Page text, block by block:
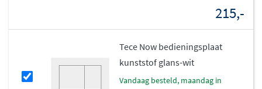
215,-
Tece Now bedieningsplaat
kunststof glans-wit
vandaag besteld, maandag in